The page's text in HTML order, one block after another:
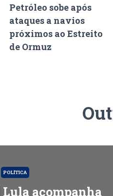
Petróleo sobe após
ataques a navios
próximos ao Estreito
de Ormuz
POLÍTICA
acompanha